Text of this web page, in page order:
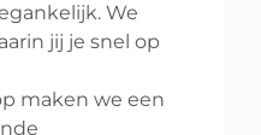
We
jij je snel op
maken we een